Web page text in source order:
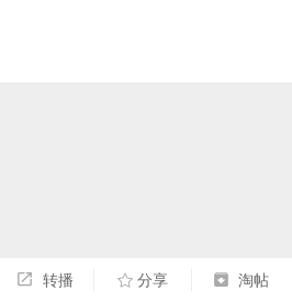
转播 分享 淘帖